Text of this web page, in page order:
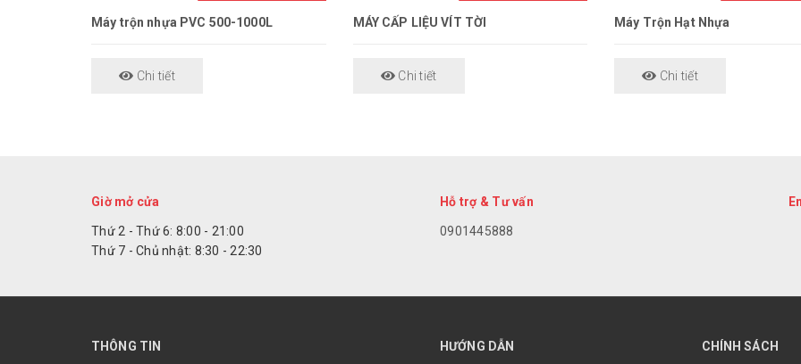
Máy trộn nhựa PVC 500-1000L
Chi tiết
MÁY CẤP LIỆU VÍT TỜI
Chi tiết
Máy Trộn Hạt Nhựa
Chi tiết
Giờ mở cửa
Thứ 2 - Thứ 6: 8:00 - 21:00
Thứ 7 - Chủ nhật: 8:30 - 22:30
Hỗ trợ & Tư vấn
0901445888
THÔNG TIN HƯỚNG DẪN CHÍNH SÁCH